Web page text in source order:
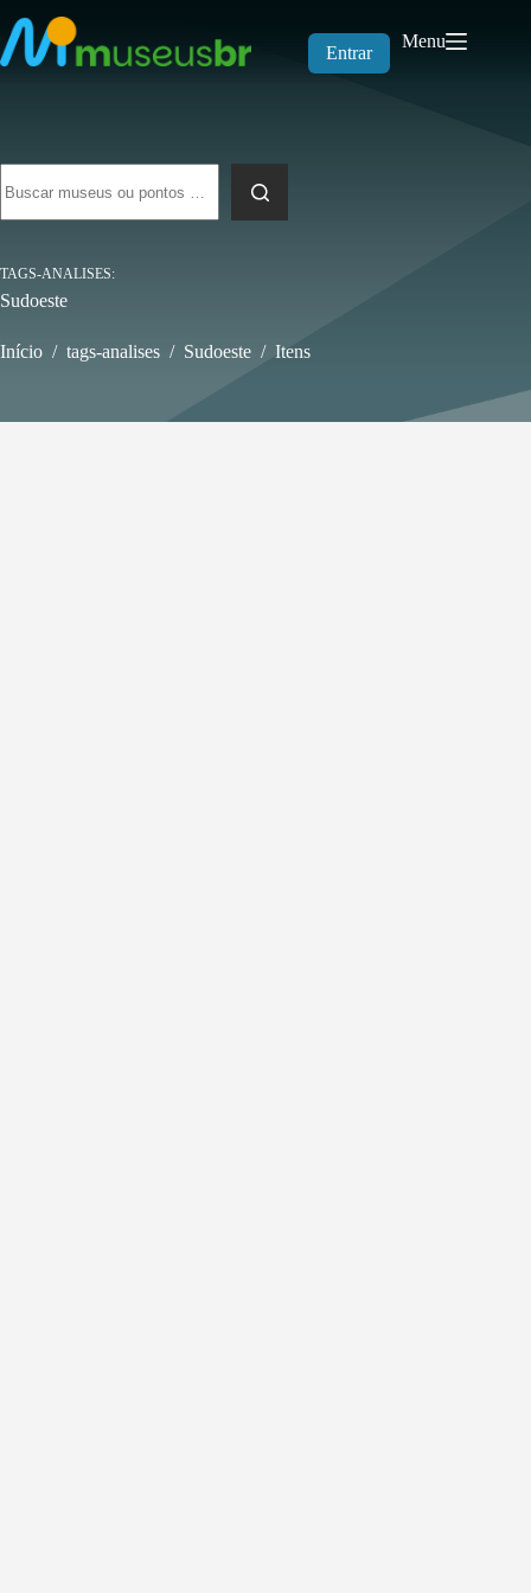
para
o
conteúdo
Entrar
Menu
resultados
TAGS-ANALISES
Sudoeste
Início / tags-analises / Sudoeste / Itens